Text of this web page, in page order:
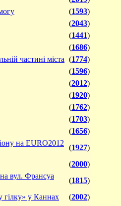
(1593)
(2043)
(1441)
(1686)
частині міста (1774)
(1596)
(2012)
(1920)
(1762)
(1703)
(1656)
на EURO2012
(1927)
(2000)
вул. Франсуа
(1815)
у Каннах (2002)